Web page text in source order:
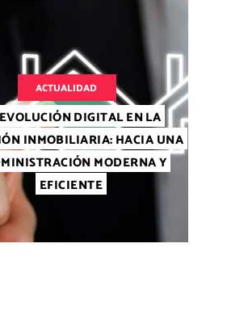
ACTUALIDAD
DIGITAL EN LA
INMOBILIARIA: HACIA UNA
MODERNA Y
EFICIENTE